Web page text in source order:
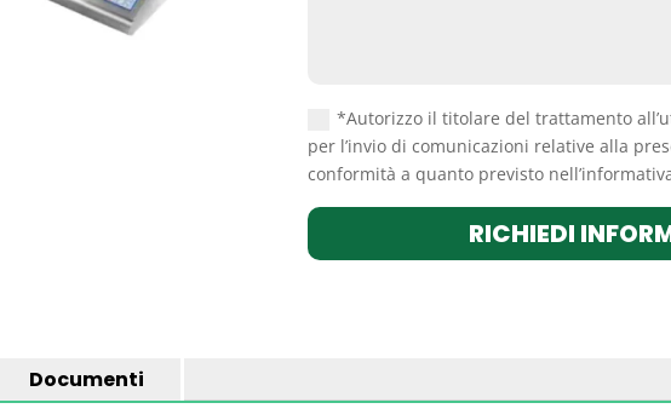
*Autorizzo il titolare del trattamento
per l’invio di comunicazioni relative alla
conformità a quanto previsto
RICHIEDI
Documenti